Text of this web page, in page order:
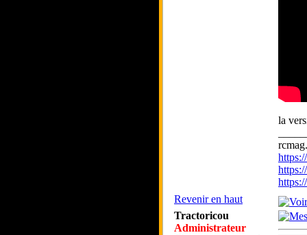
la
Revenir en haut
Tractoricou
Administrateur